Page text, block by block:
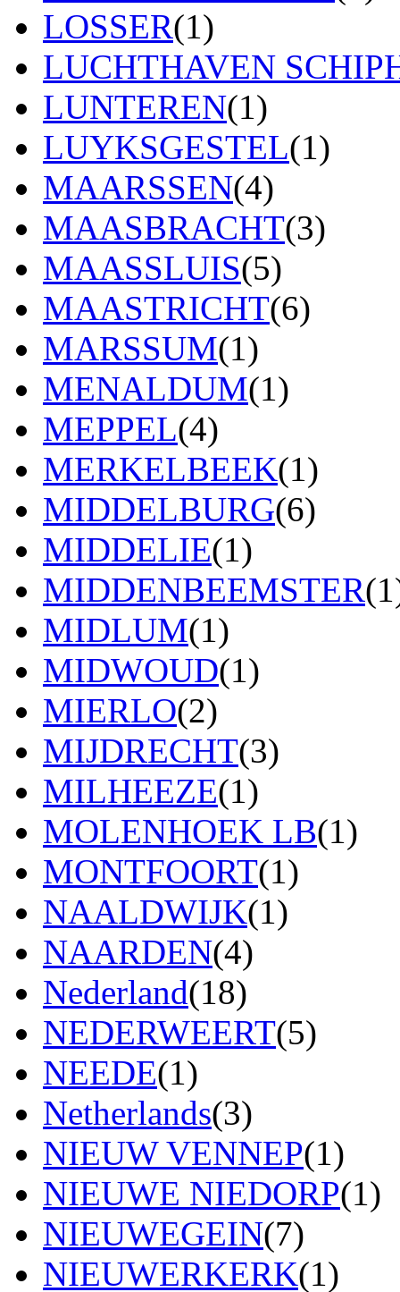
LOSSER(1)
LUCHTHAVEN
LUNTEREN(1)
LUYKSGESTEL(1)
MAARSSEN(4)
MAASBRACHT(3)
MAASSLUIS(5)
MAASTRICHT(6)
MARSSUM(1)
MENALDUM(1)
MEPPEL(4)
MERKELBEEK(1)
MIDDELBURG(6)
MIDDELIE(1)
MIDDENBEEMSTER
MIDLUM(1)
MIDWOUD(1)
MIERLO(2)
MIJDRECHT(3)
MILHEEZE(1)
MOLENHOEK LB(1)
MONTFOORT(1)
NAALDWIJK(1)
NAARDEN(4)
Nederland(18)
NEDERWEERT(5)
NEEDE(1)
Netherlands(3)
NIEUW VENNEP(1)
NIEUWE NIEDORP(1)
NIEUWEGEIN(7)
NIEUWERKERK(1)